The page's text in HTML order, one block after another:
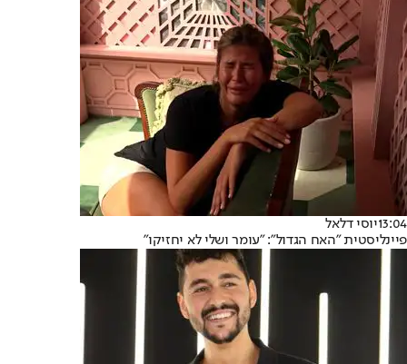
13:04יוסי דלאל
פיינליסטית "האח הגדול": "עומר ושלי לא יחזיקו"